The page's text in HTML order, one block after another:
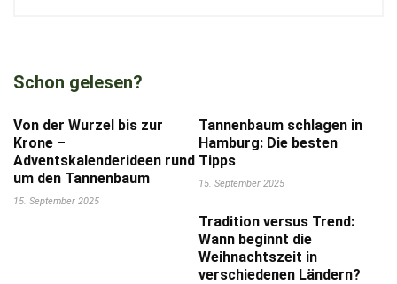
Schon gelesen?
Von der Wurzel bis zur
Krone –
Adventskalenderideen rund
um den Tannenbaum
15. September 2025
Tannenbaum schlagen in
Hamburg: Die besten
Tipps
15. September 2025
Tradition versus Trend:
Wann beginnt die
Weihnachtszeit in
verschiedenen Ländern?